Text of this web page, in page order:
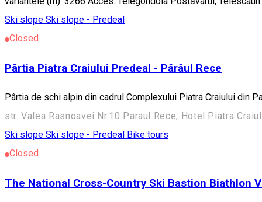
Ski slope Ski slope - Predeal
Closed
Pârtia Piatra Craiului Predeal - Pârâul Rece
Pârtia de schi alpin din cadrul Complexului Piatra Craiului din
str. Valea Rasnoavei Nr.10 Paraul Rece, Hotel Piatra
Ski slope Ski slope - Predeal Bike tours
Closed
The National Cross-Country Ski Bastion Biathlon